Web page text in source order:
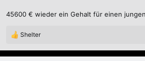
45600 € wieder ein Gehalt für einen
R
a
Shelter